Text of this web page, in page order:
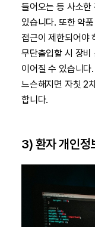
들어오는 등 사소한
있습니다. 또한 약
접근이 제한되어야
무단출입할 시 장비
이어질 수 있습니다
느슨해지면 자칫 2
합니다.
3) 환자 개인정